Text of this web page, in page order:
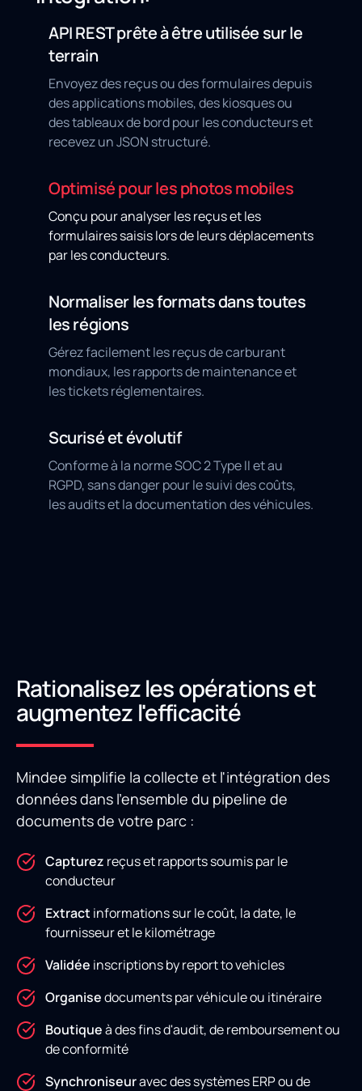
API REST prête à être utilisée sur le
terrain
Envoyez des reçus ou des formulaires depuis
des applications mobiles, des kiosques ou
des tableaux de bord pour les conducteurs et
recevez un JSON structuré.
Optimisé pour les photos mobiles
Conçu pour analyser les reçus et les
formulaires saisis lors de leurs déplacements
par les conducteurs.
Normaliser les formats dans toutes
les régions
Gérez facilement les reçus de carburant
mondiaux, les rapports de maintenance et
les tickets réglementaires.
Scurisé et évolutif
Conforme à la norme SOC 2 Type II et au
RGPD, sans danger pour le suivi des coûts,
les audits et la documentation des véhicules.
Rationalisez les opérations et
augmentez l'efficacité
Mindee simplifie la collecte et l'intégration des
données dans l'ensemble du pipeline de
documents de votre parc :
Capturez reçus et rapports soumis par le
conducteur
Extract informations sur le coût, la date, le
fournisseur et le kilométrage
Validée inscriptions by report to vehicles
Organisedocuments par véhicule ou itinéraire
Boutiqueà des fins d'audit, de remboursement ou
de conformité
Synchroniseuravec des systèmes ERP ou de